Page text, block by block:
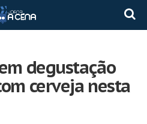
degustação
cerveja nesta